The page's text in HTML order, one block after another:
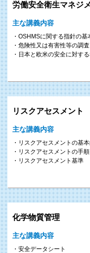
労働安全衛生マネジ
主な講義内容
OSHMSに関する指針の基
危険性又は有害性等の調
日本と欧米の安全に対す
リスクアセスメント
主な講義内容
リスクアセスメントの基
リスクアセスメントの手順
リスクアセスメント基準
化学物質管理
主な講義内容
安全データシート